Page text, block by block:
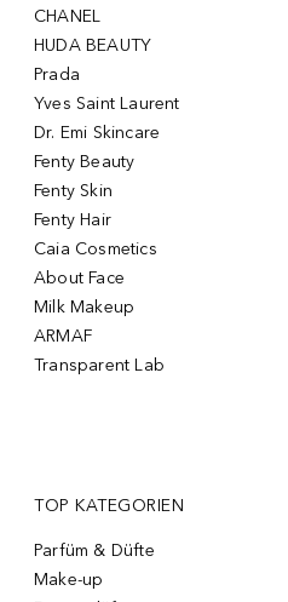
CHANEL
HUDA BEAUTY
Prada
Yves Saint Laurent
Dr. Emi Skincare
Fenty Beauty
Fenty Skin
Fenty Hair
Caia Cosmetics
About Face
Milk Makeup
ARMAF
Transparent Lab
TOP KATEGORIEN
Parfüm & Düfte
Make-up